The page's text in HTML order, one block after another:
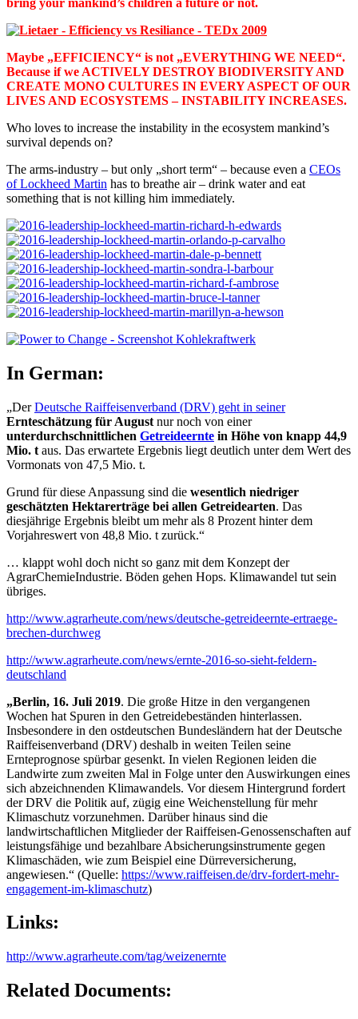
Maybe „EFFICIENCY“ is not „EVERYTHING WE NEED“.
Because if we ACTIVELY DESTROY BIODIVERSITY AND
CREATE MONO CULTURES IN EVERY ASPECT OF OUR
LIVES AND ECOSYSTEMS – INSTABILITY INCREASES.
Who loves to increase the instability in the ecosystem mankind’s
survival depends on?
The arms-industry – but only „short term“ – because even a CEOs
of Lockheed Martin has to breathe air – drink water and eat
something that is not killing him immediately.
In German:
„DerDeutsche Raiffeisenverband (DRV) geht in seiner
Ernteschätzung für August nur noch von einer
unterdurchschnittlichen Getreideernte in Höhe von knapp 44,9
Mio. t aus. Das erwartete Ergebnis liegt deutlich unter dem Wert des
Vormonats von 47,5 Mio. t.
Grund für diese Anpassung sind die wesentlich niedriger
geschätzten Hektarerträge bei allen Getreidearten. Das
diesjährige Ergebnis bleibt um mehr als 8 Prozent hinter dem
Vorjahreswert von 48,8 Mio. t zurück.“
… klappt wohl doch nicht so ganz mit dem Konzept der
AgrarChemieIndustrie. Böden gehen Hops. Klimawandel tut sein
übriges.
http://www.agrarheute.com/news/deutsche-getreideernte-ertraege-
brechen-durchweg
http://www.agrarheute.com/news/ernte-2016-so-sieht-feldern-
deutschland
„Berlin, 16. Juli 2019. Die große Hitze in den vergangenen
Wochen hat Spuren in den Getreidebeständen hinterlassen.
Insbesondere in den ostdeutschen Bundesländern hat der Deutsche
Raiffeisenverband (DRV) deshalb in weiten Teilen seine
Ernteprognose spürbar gesenkt. In vielen Regionen leiden die
Landwirte zum zweiten Mal in Folge unter den Auswirkungen eines
sich abzeichnenden Klimawandels. Vor diesem Hintergrund fordert
der DRV die Politik auf, zügig eine Weichenstellung für mehr
Klimaschutz vorzunehmen. Darüber hinaus sind die
landwirtschaftlichen Mitglieder der Raiffeisen-Genossenschaften auf
leistungsfähige und bezahlbare Absicherungsinstrumente gegen
Klimaschäden, wie zum Beispiel eine Dürreversicherung,
angewiesen.“ (Quelle: https://www.raiffeisen.de/drv-fordert-mehr-
engagement-im-klimaschutz)
Links:
http://www.agrarheute.com/tag/weizenernte
Related Documents: